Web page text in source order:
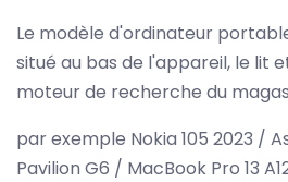
Le modèle d'ordinateur
situé au bas de l'appareil, le lit
moteur de recherche du
par exemple Nokia 105 2023 /
Pavilion G6 / MacBook Pro 13